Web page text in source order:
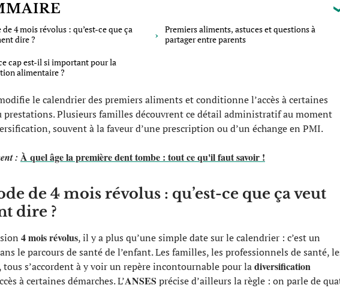
4 mois révolus : qu’est-ce que ça
dire ?
cap est-il si important pour la
alimentaire ?
Premiers aliments, astuces et questions à
partager entre parents
le calendrier des premiers aliments et conditionne l’accès à certaines
Plusieurs familles découvrent ce détail administratif au moment
souvent à la faveur d’une prescription ou d’un échange en PMI.
: À quel âge la première dent tombe : tout ce qu'il faut savoir !
de 4 mois révolus : qu’est-ce que ça veut
dire ?
4 mois révolus, il y a plus qu’une simple date sur le calendrier : c’est un
le parcours de santé de l’enfant. Les familles, les professionnels de santé,
s’accordent à y voir un repère incontournable pour ladiversification
à certaines démarches. L’ANSES précise d’ailleurs la règle : on parle de